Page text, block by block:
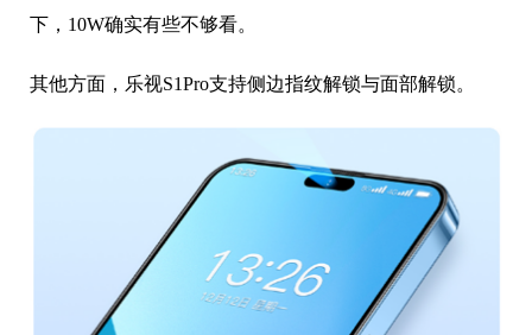
下，10W确实有些不够看。
其他方面，乐视S1Pro支持侧边指纹解锁与面部解锁。